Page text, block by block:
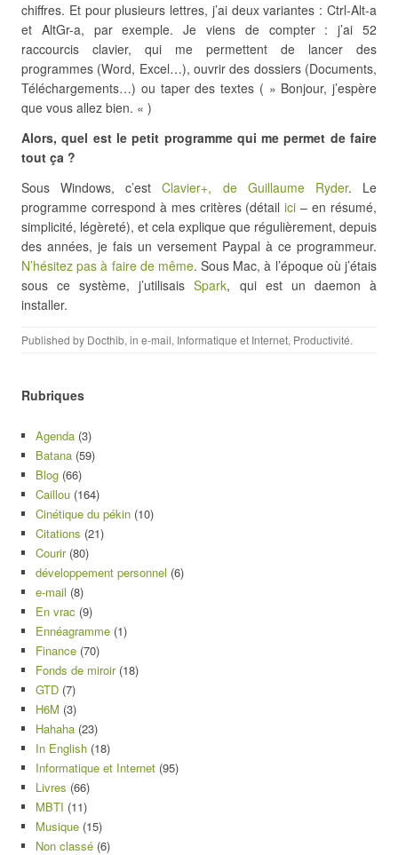
chiffres. Et pour plusieurs lettres, j’ai deux variantes : Ctrl-Alt-a
et AltGr-a, par exemple. Je viens de compter : j’ai 52
raccourcis clavier, qui me permettent de lancer des
programmes (Word, Excel…), ouvrir des dossiers (Documents,
Téléchargements…) ou taper des textes ( » Bonjour, j’espère
que vous allez bien. « )
Alors, quel est le petit programme qui me permet de faire
tout ça ?
Sous Windows, c’estClavier+, de Guillaume Ryder. Le
programme correspond à mes critères (détailici– en résumé,
simplicité, légèreté), et cela explique que régulièrement, depuis
des années, je fais un versement Paypal à ce programmeur.
N’hésitez pas à faire de même. Sous Mac, à l’époque où j’étais
sous ce système, j’utilisaisSpark, qui est un daemon à
installer.
Published by Docthib, in e-mail, Informatique et Internet, Productivité.
Rubriques
Agenda (3)
Batana (59)
Blog (66)
Caillou (164)
Cinétique du pékin (10)
Citations (21)
Courir(80)
développement personnel (6)
e-mail (8)
En vrac (9)
Ennéagramme (1)
Finance (70)
Fonds de miroir(18)
GTD (7)
H6M (3)
Hahaha (23)
In English (18)
Informatique et Internet (95)
Livres (66)
MBTI (11)
Musique (15)
Non classé (6)